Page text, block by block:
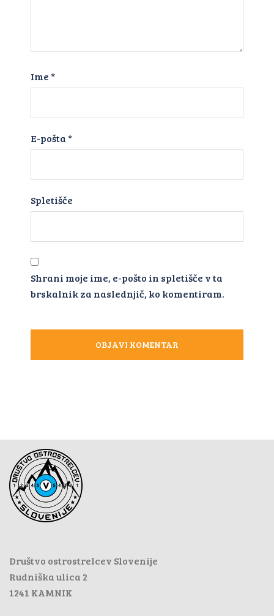
Ime*
E-pošta*
Spletišče
Shrani moje ime, e-pošto in spletišče v ta
brskalnik za naslednjič, ko komentiram.
Društvo ostrostrelcev Slovenije
Rudniška ulica 2
1241 KAMNIK